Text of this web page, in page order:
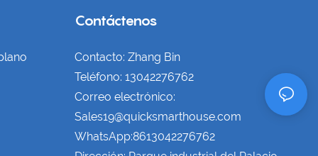
Contáctenos
Contacto: Zhang Bin
Teléfono: 13042276762
Correo electrónico:
Sales19@quicksmarthouse.com
WhatsApp:8613042276762